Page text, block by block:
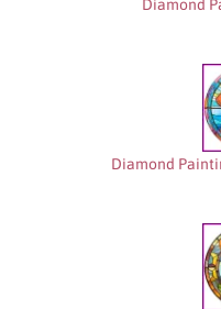
Diamond
Diamond